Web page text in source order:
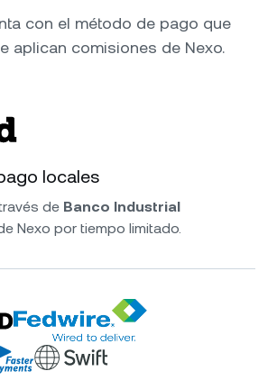
con el método de pago que
aplican comisiones de Nexo.
locales
de Banco Industrial
Nexo por tiempo limitado.